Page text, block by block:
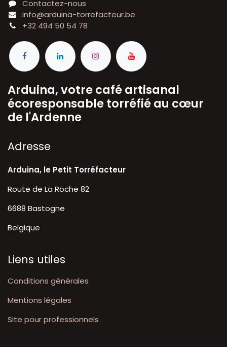
Contactez-nous
info@arduina-torrefacteur.be
+32 494 50 54 78
Arduina, votre café artisanal
écoresponsable torréfié au cœur
de l'Ardenne
A​dresse
Arduina, le Petit Torréfacteur
Route de La Roche 82
6688 Bastogne
Belgique
Liens utiles
Conditions générales
Mentions légales
Site pour professionnels